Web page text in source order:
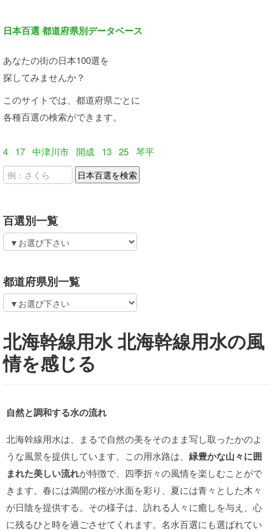
日本百選 都道府県別データベース
あなたの街の日本100選を
探してみませんか？
このサイトでは、都道府県ごとに
各種百選の検索ができます。
4 17 中津川市 開成 13 25 琴平
百選別一覧
都道府県別一覧
北海幹線用水 北海幹線用水の風
情を感じる
自然と調和する水の流れ
北海幹線用水は、まるで自然の美をそのまま写し取ったかのよ
うな風景を提供しています。この用水路は、 緑豊かな山々に囲
まれた美しい流れが特徴で、四季折々の風情を楽しむことがで
きます。春には満開の桜が水面を彩り、夏には青々とした木々
が日陰を提供する。その様子は、訪れる人々に癒しを与え、心
に残るひと時を過ごさせてくれます。名水百選にも選ばれてい